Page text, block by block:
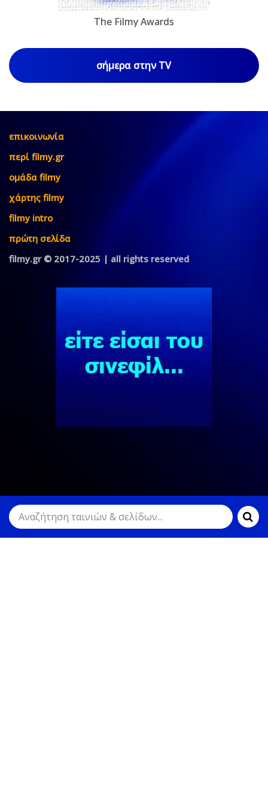
The Filmy Awards
σήμερα στην TV
επικοινωνία
περί filmy.gr
ομάδα filmy
χάρτης filmy
filmy intro
πρώτη σελίδα
filmy.gr © 2017-2025 | all rights reserved